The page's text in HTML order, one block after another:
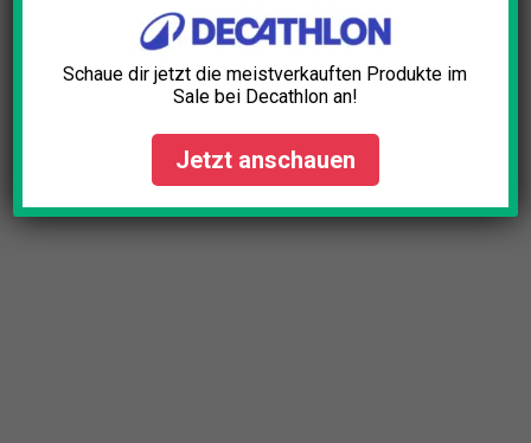
Schaue dir jetzt die meistverkauften Produkte im
Sale bei Decathlon an!
Jetzt anschauen